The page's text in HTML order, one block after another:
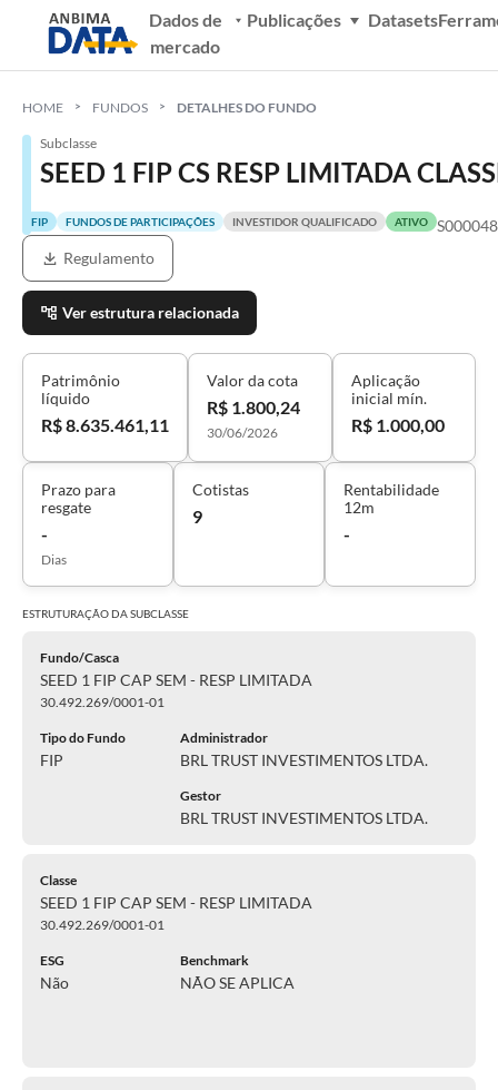
Dados de
mercado
Publicações Datasets
HOME FUNDOS DETALHES DO FUNDO
Subclasse
SEED 1 FIP CS RESP LIMITADA
FIP FUNDOS DE PARTICIPAÇÕES INVESTIDOR QUALIFICADO ATIVO
Regulamento
Ver estrutura relacionada
Patrimônio
líquido
R$ 8.635.461,11
Valor da cota
R$ 1.800,24
30/06/2026
Aplicação
inicial mín.
R$ 1.000,00
Prazo para
resgate
-
Dias
Cotistas
9
Rentabilidade
12m
-
ESTRUTURAÇÃO DASUBCLASSE
Fundo/Casca
SEED 1 FIP CAP SEM - RESP LIMITADA
30.492.269/0001-01
Tipo do Fundo
FIP
Administrador
BRL TRUST INVESTIMENTOS LTDA.
Gestor
BRL TRUST INVESTIMENTOS LTDA.
Classe
SEED 1 FIP CAP SEM - RESP LIMITADA
30.492.269/0001-01
ESG
Não
Benchmark
NÃO SE APLICA